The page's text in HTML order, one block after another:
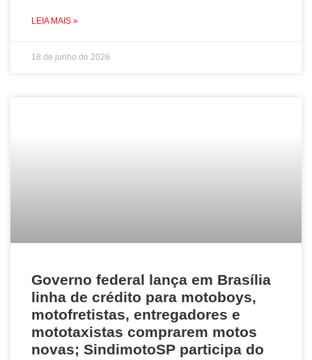
LEIA MAIS »
18 de junho de 2026
Governo federal lança em Brasília
linha de crédito para motoboys,
motofretistas, entregadores e
mototaxistas comprarem motos
novas; SindimotoSP participa do